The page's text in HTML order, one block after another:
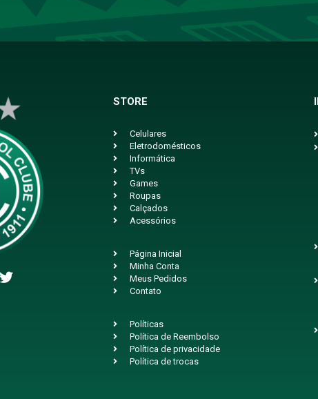
STORE
Celulares
Eletrodomésticos
Informática
TVs
Games
Roupas
Calçados
Acessórios
Página Inicial
Minha Conta
Meus Pedidos
Contato
Políticas
Política de Reembolso
Política de privacidade
Política de trocas